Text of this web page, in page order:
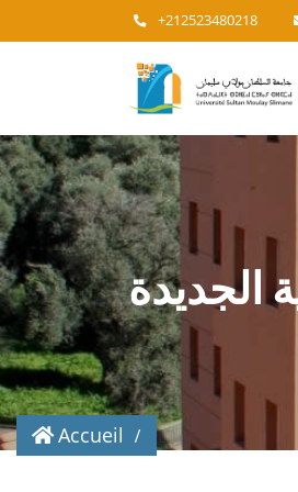
+212523480218
الجديدة
Accueil